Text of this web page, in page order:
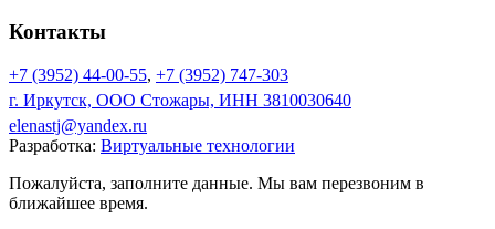
Контакты
+7 (3952) 44-00-55, +7 (3952) 747-303
г. Иркутск, ООО Стожары, ИНН 3810030640
elenastj@yandex.ru
Разработка: Виртуальные технологии
Пожалуйста, заполните данные. Мы вам перезвоним в
ближайшее время.